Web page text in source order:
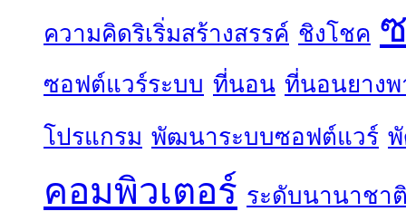
ความคิดริเริ่มสร้างสรรค์ ชิงโชค
ซอฟต์แวร์ระบบ ที่นอน ที่นอนยางพ
โปรแกรม พัฒนาระบบซอฟต์แวร์
คอมพิวเตอร์ ระดับนานาชา